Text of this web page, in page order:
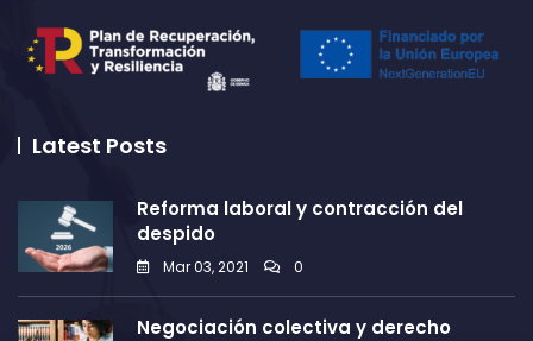
Latest Posts
Reforma laboral y contracción del
despido
Mar 03, 2021 0
Negociación colectiva y derecho